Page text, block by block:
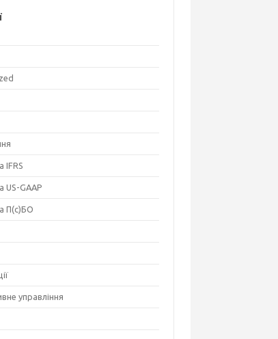
IFRS
US-GAAP
П(с)БО
управління